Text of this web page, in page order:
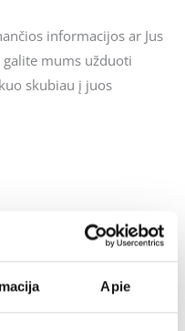
Apie
informacijos ar Jus
mums užduoti
skubiau į juos